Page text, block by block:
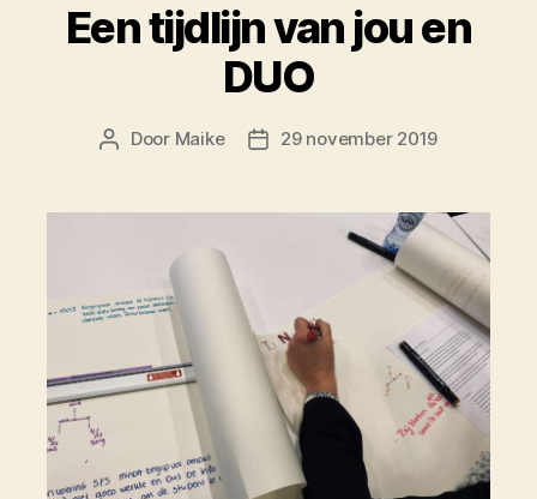
Een tijdlijn van jou en
DUO
Berichtauteur
Door Maike Berichtdatum
29 november 2019